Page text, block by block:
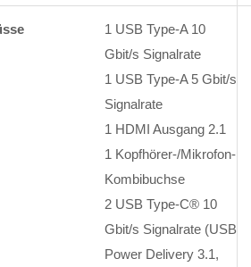
1 USB Type-A 10
Gbit/s Signalrate
1 USB Type-A 5 Gbit/s
Signalrate
1 HDMI Ausgang 2.1
1 Kopfhörer-/Mikrofon-
Kombibuchse
2 USB Type-C® 10
Gbit/s Signalrate (USB
Power Delivery 3.1,